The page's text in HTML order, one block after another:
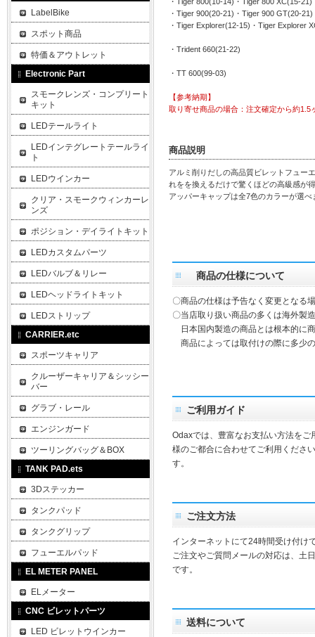
・Tiger 900(20-21)・Tiger 900 GT(20-
・Tiger Explorer(12-15)・Tiger Explorer
・Trident 660(21-22)
・TT 600(99-03)
【参考納期】
取り寄せ商品の場合：注文確定から約1.5
商品説明
アルミ削りだしの高品質ビレットフュー
れをを換えるだけで驚くほどの高級感が
アッパーキャップは全7色のカラーが選べ
商品の仕様について
〇商品の仕様は予告なく変更となる
〇当店取り扱い商品の多くは海外製
日本国内製造の商品とは根本的に
商品によっては取付けの際に多少
ご利用ガイド
Odaxでは、豊富なお支払い方法を
様のご都合に合わせてご利用くださ
す。
ご注文方法
インターネットにて24時間受け付け
ご注文やご質問メールの対応は、土
です。
送料について
LabelBike
スポット商品
特価＆アウトレット
Electronic Part
スモークレンズ・コンプリート
キット
LEDテールライト
LEDインテグレートテールライ
ト
LEDウインカー
クリア・スモークウィンカーレ
ンズ
ポジション・デイライトキット
LEDカスタムパーツ
LEDバルブ＆リレー
LEDヘッドライトキット
LEDストリップ
CARRIER.etc
スポーツキャリア
クルーザーキャリア＆シッシー
バー
グラブ・レール
エンジンガード
ツーリングバッグ＆BOX
TANK PAD.ets
3Dステッカー
タンクパッド
タンクグリップ
フューエルパッド
EL METER PANEL
ELメーター
CNC ビレットパーツ
LED ビレットウインカー